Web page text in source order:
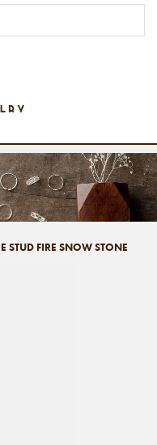
E STUD FIRE SNOW STONE